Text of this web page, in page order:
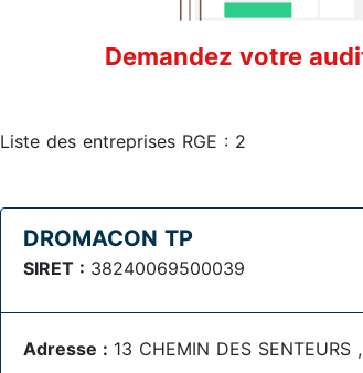
Demandez votre
Liste des entreprises RGE : 2
DROMACON TP
SIRET : 38240069500039
Adresse : 13 CHEMIN DES